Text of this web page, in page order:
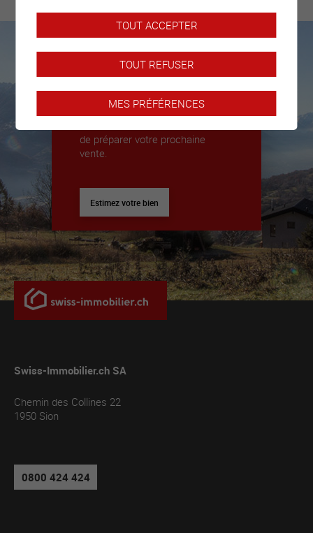
bien
Nous sommes là pour vous
Nous déléguerons un expert pour
de préparer votre prochaine
vente.
Estimez votre bien
Swiss-Immobilier.ch SA
Chemin des Collines 22
1950 Sion
0800 424 424
TOUT ACCEPTER
TOUT REFUSER
MES PRÉFÉRENCES